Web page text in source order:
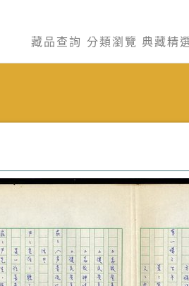
藏品查詢 分類瀏覽 典藏精